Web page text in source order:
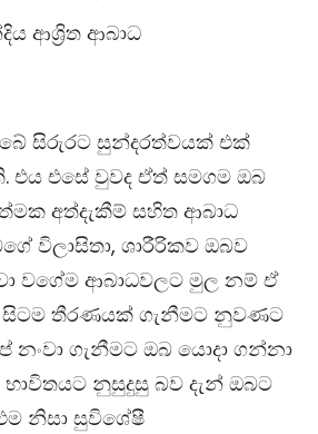
ආශ්‍රිත ආබාධ
සිරුරට සුන්දරත්වයක් එක්
එය එසේ වුවද ඒත් සමගම ඔබ
අත්දැකීම් සහිත ආබාධ
විලාසිතා, ශාරීරිකව ඔබව
වගේම ආබාධවලට මුල නම් ඒ
සිටම තීරණයක් ගැනීමට නුවණට
නංවා ගැනීමට ඔබ යොදා ගන්නා
භාවිතයට නුසුදුසු බව දැන් ඔබට
නිසා සුවිශේෂී